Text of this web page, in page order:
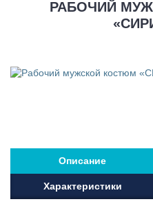
РАБОЧИЙ
Описание
Характеристики